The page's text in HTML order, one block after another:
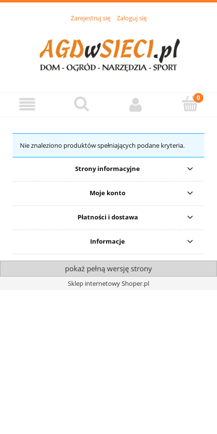
Zarejestruj się Zaloguj się
Nie znaleziono produktów spełniających podane kryteria.
Strony informacyjne
Moje konto
Płatności i dostawa
Informacje
pokaż pełną wersję strony
Sklep internetowy Shoper.pl